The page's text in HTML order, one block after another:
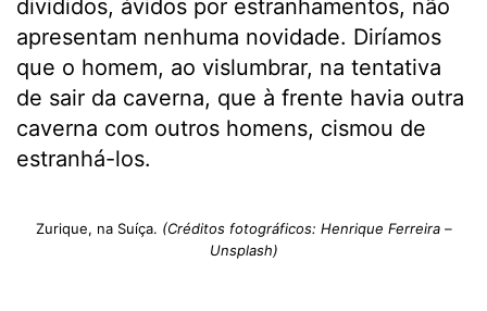
divididos, ávidos por estranhamentos, não
apresentam nenhuma novidade. Diríamos
que o homem, ao vislumbrar, na tentativa
de sair da caverna, que à frente havia outra
caverna com outros homens, cismou de
estranhá-los.
Zurique, na Suíça. (Créditos fotográficos: Henrique Ferreira –
Unsplash)